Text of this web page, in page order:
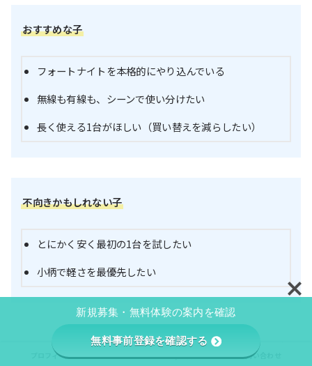
おすすめな子
フォートナイトを本格的にやり込んでいる
無線も有線も、シーンで使い分けたい
長く使える1台がほしい（買い替えを減らしたい）
不向きかもしれない子
とにかく安く最初の1台を試したい
小柄で軽さを最優先したい
「まずは安く試したい」なら、ヘッドセット選びの基本だけ押さ
プロフィール プライバシーポリシー/免責事項 お問い合わせ
新規募集・無料体験の案内を確認
無料事前登録を確認する